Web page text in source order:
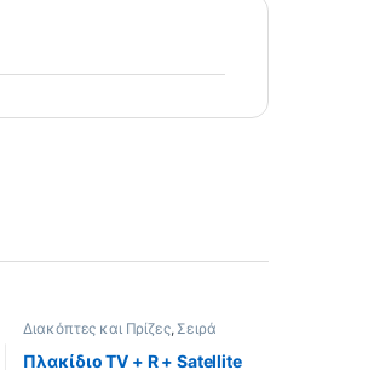
Διακόπτες και Πρίζες, Σειρά
Πλακίδιο TV + R + Satellite